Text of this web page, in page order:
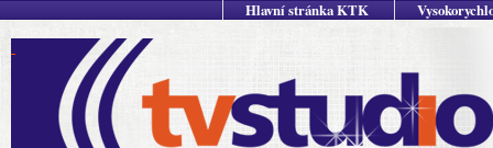
Hlavní stránka KTK